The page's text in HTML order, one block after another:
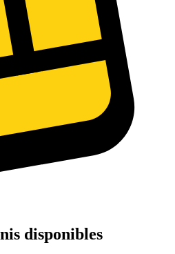
disponibles